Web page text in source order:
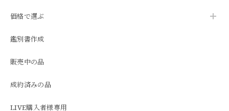
価格で選ぶ
鑑別書作成
販売中の品
成約済みの品
LIVE購入者様専用